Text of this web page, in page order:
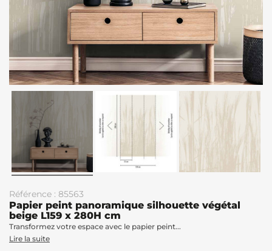
Référence : 85563
Papier peint panoramique silhouette végétal
beige L159 x 280H cm
Transformez votre espace avec le papier peint...
Lire la suite